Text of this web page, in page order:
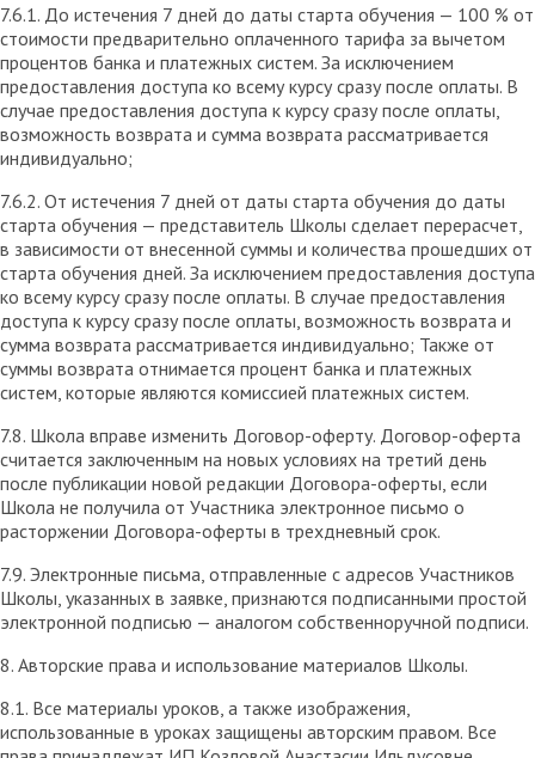
7.6.1. До истечения 7 дней до даты старта обучения — 100 % от
стоимости предварительно оплаченного тарифа за вычетом
процентов банка и платежных систем. За исключением
предоставления доступа ко всему курсу сразу после оплаты. В
случае предоставления доступа к курсу сразу после оплаты,
возможность возврата и сумма возврата рассматривается
индивидуально;
7.6.2. От истечения 7 дней от даты старта обучения до даты
старта обучения — представитель Школы сделает перерасчет,
в зависимости от внесенной суммы и количества прошедших от
старта обучения дней. За исключением предоставления доступа
ко всему курсу сразу после оплаты. В случае предоставления
доступа к курсу сразу после оплаты, возможность возврата и
сумма возврата рассматривается индивидуально; Также от
суммы возврата отнимается процент банка и платежных
систем, которые являются комиссией платежных систем.
7.8. Школа вправе изменить Договор-оферту. Договор-оферта
считается заключенным на новых условиях на третий день
после публикации новой редакции Договора-оферты, если
Школа не получила от Участника электронное письмо о
расторжении Договора-оферты в трехдневный срок.
7.9. Электронные письма, отправленные с адресов Участников
Школы, указанных в заявке, признаются подписанными простой
электронной подписью — аналогом собственноручной подписи.
8. Авторские права и использование материалов Школы.
8.1. Все материалы уроков, а также изображения,
использованные в уроках защищены авторским правом. Все